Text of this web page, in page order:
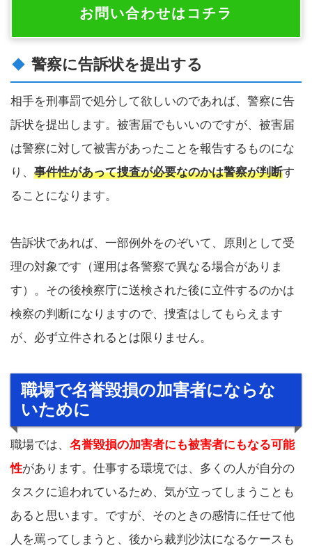
お問い合わせはコチラ
警察に告訴状を提出する
相手を刑事罰で処分して欲しいのであれば、警察に告
訴状を提出します。被害届でもいいのですが、被害届
は警察に対して被害があったことを報告するものにな
り、 事件性があって捜査が必要なのかは警察が判断す
ることになります。
告訴状であれば、一部例外をのぞいて、原則として受
理の対象です（運用は各警察で異なる場合がありま
す）。その後検察庁に送検された後に立件するのかは
検察の判断になりますので、捜査はしてもらえます
が、必ず立件されるとは限りません。
職場で名誉毀損の加害者にならな
いために
職場では、 名誉毀損の加害者にも被害者にもなる可能
性があります。仕事する環境では、多くの人が自分の
タスクに追われているため、気が立ってしまうことも
あると思います。ですが、そのときの感情に任せて他
人を罵ってしまうと、後から裁判沙汰になるケースも